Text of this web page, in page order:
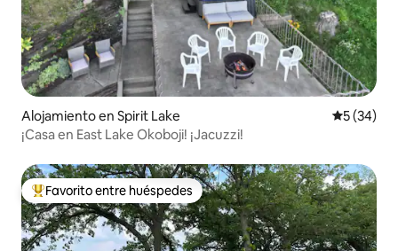
Alojamiento en Spirit Lake
5 (34)
¡Casa en East Lake Okoboji! ¡Jacuzzi!
Favorito entre huéspedes preferido
Favorito entre huéspedes